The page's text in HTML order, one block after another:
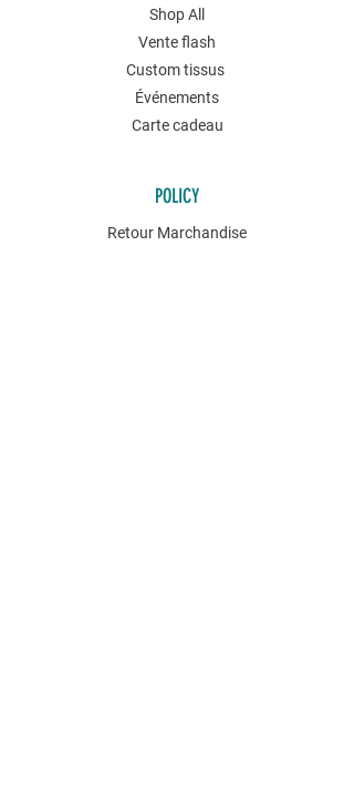
Shop All
Vente flash
Custom tissus
Événements
Carte cadeau
POLICY
Retour Marchandise